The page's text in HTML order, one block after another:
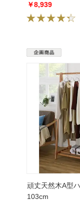
￥8,939
頑丈天然木A型
103cm